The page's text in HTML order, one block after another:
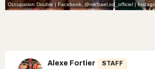
Occupation Double | Facebook @michael.od_officiel |
Alexe Fortier STAFF